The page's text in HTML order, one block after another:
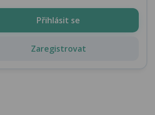
Přihlásit se
Zaregistrovat